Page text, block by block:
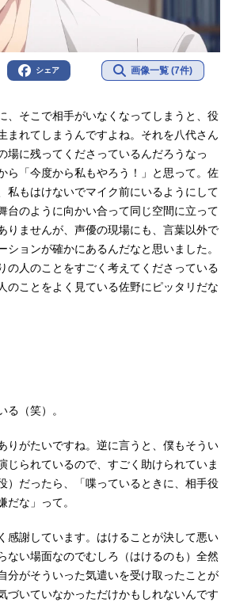
シェア 画像一覧 (7件)
、そこで相手がいなくなってしまうと、役
まれてしまうんですよね。それを八代さん
場に残ってくださっているんだろうなっ
ら「今度から私もやろう！」と思って。佐
私もはけないでマイク前にいるようにして
台のように向かい合って同じ空間に立って
りませんが、声優の現場にも、言葉以外で
ションが確かにあるんだなと思いました。
の人のことをすごく考えてくださっている
のことをよく見ている佐野にピッタリだな
る（笑）。
りがたいですね。逆に言うと、僕もそうい
じられているので、すごく助けられていま
）だったら、「喋っているときに、相手役
だな」って。
感謝しています。はけることが決して悪い
ない場面なのでむしろ（はけるのも）全然
分がそういった気遣いを受け取ったことが
づいていなかっただけかもしれないんです